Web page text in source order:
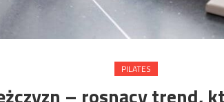
PILATES
– rosnący trend,